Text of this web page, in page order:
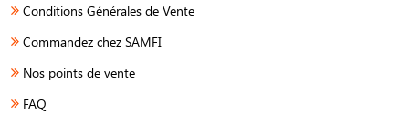
Conditions Générales de Vente
Commandez chez SAMFI
Nos points de vente
FAQ